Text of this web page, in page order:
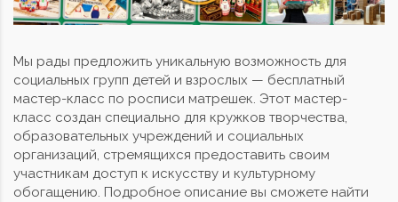
Мы рады предложить уникальную возможность для
социальных групп детей и взрослых — бесплатный
мастер-класс по росписи матрешек. Этот мастер-
класс создан специально для кружков творчества,
образовательных учреждений и социальных
организаций, стремящихся предоставить своим
участникам доступ к искусству и культурному
обогащению. Подробное описание вы сможете найти